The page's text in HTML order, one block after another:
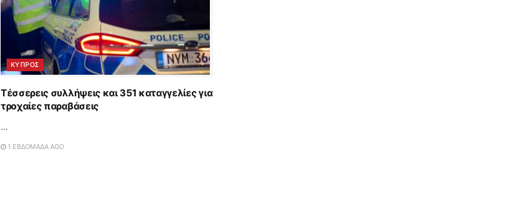
ΚΥΠΡΟΣ
Τέσσερεις συλλήψεις και 351 καταγγελίες για
τροχαίες παραβάσεις
...
1 ΕΒΔΟΜΆΔΑ AGO